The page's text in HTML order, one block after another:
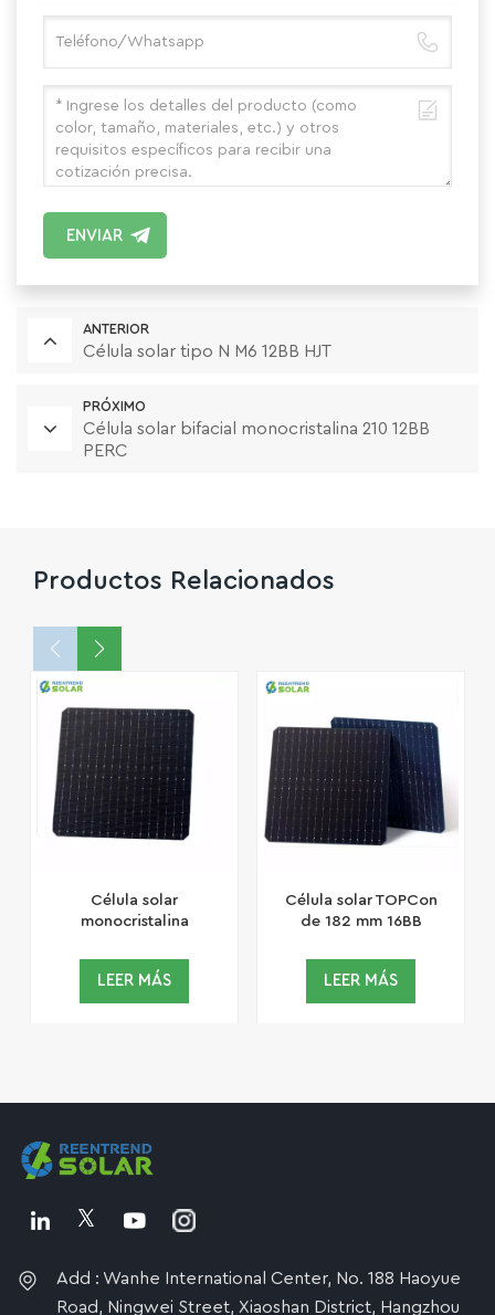
ENVIAR
ANTERIOR
Célula solar tipo N M6 12BB HJT
PRÓXIMO
Célula solar bifacial monocristalina 210 12BB
PERC
Productos Relacionados
Célula solar
monocristalina
mm 16BB
LEER MÁS
Célula solar TOPCon
de 182 mm 16BB
LEER MÁS
Add : Wanhe International Center, No. 188 Haoyue
Road, Ningwei Street, Xiaoshan District, Hangzhou